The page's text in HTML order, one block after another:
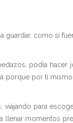
como si
podía hacer
por ti
para
momentos